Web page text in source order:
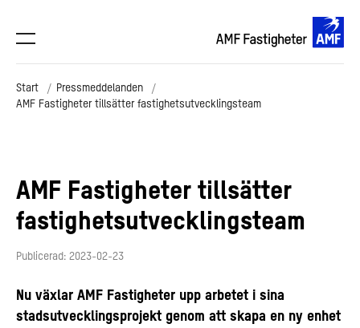
Start
Pressmeddelanden
AMF Fastigheter tillsätter fastighetsutvecklingsteam
AMF Fastigheter tillsätter
fastighetsutvecklingsteam
Publicerad: 2023-02-23
Nu växlar AMF Fastigheter upp arbetet i sina
stadsutvecklingsprojekt genom att skapa en ny enhet